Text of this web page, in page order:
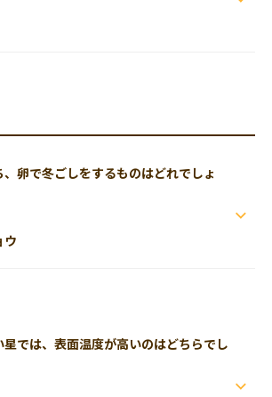
卵で冬ごしをするものはどれでしょ
では、表面温度が高いのはどちらでし